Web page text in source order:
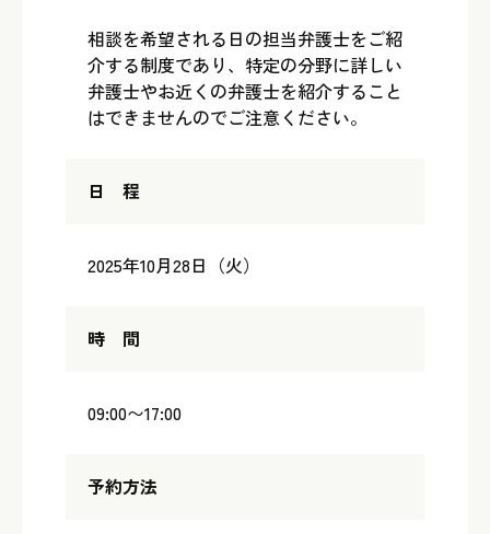
相談を希望される日の担当弁護士をご紹
介する制度であり、特定の分野に詳しい
弁護士やお近くの弁護士を紹介すること
はできませんのでご注意ください。
日 程
2025年10月28日（火）
時 間
09:00〜17:00
予約方法